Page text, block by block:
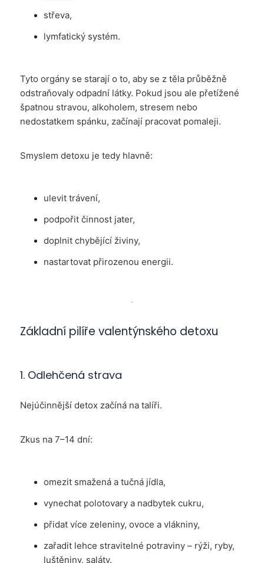
střeva,
lymfatický systém.
Tyto orgány se starají o to, aby se z těla průběžně
odstraňovaly odpadní látky. Pokud jsou ale přetížené
špatnou stravou, alkoholem, stresem nebo
nedostatkem spánku, začínají pracovat pomaleji.
Smyslem detoxu je tedy hlavně:
ulevit trávení,
podpořit činnost jater,
doplnit chybějící živiny,
nastartovat přirozenou energii.
Základní pilíře valentýnského detoxu
1. Odlehčená strava
Nejúčinnější detox začíná na talíři.
Zkus na 7–14 dní:
omezit smažená a tučná jídla,
vynechat polotovary a nadbytek cukru,
přidat více zeleniny, ovoce a vlákniny,
zařadit lehce stravitelné potraviny – rýži, ryby,
luštěniny, saláty.